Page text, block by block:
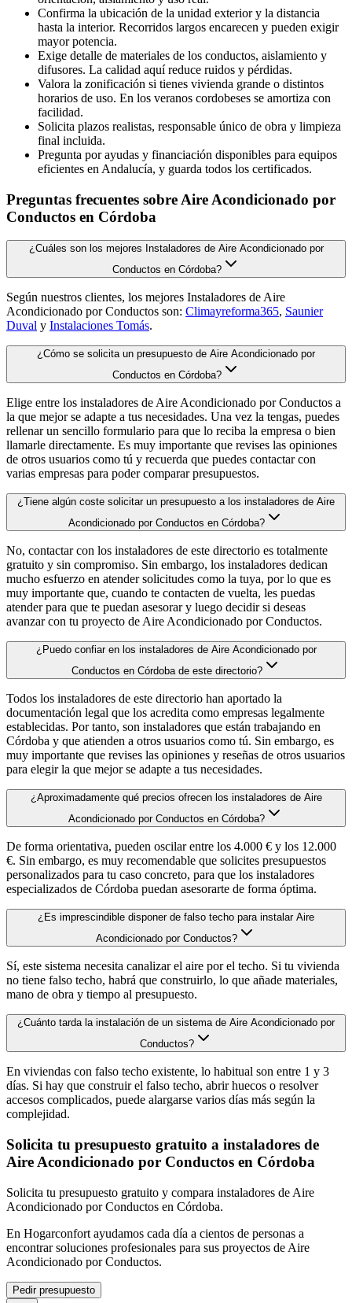
Confirma la ubicación de la unidad exterior y la distancia
hasta la interior. Recorridos largos encarecen y pueden exigir
mayor potencia.
Exige detalle de materiales de los conductos, aislamiento y
difusores. La calidad aquí reduce ruidos y pérdidas.
Valora la zonificación si tienes vivienda grande o distintos
horarios de uso. En los veranos cordobeses se amortiza con
facilidad.
Solicita plazos realistas, responsable único de obra y limpieza
final incluida.
Pregunta por ayudas y financiación disponibles para equipos
eficientes en Andalucía, y guarda todos los certificados.
Preguntas frecuentes sobre Aire Acondicionado por
Conductos en Córdoba
¿Cuáles son los mejores Instaladores de Aire Acondicionado por
Conductos en Córdoba?
Según nuestros clientes, los mejores Instaladores de Aire
Acondicionado por Conductos son: Climayreforma365, Saunier
Duval y Instalaciones Tomás.
¿Cómo se solicita un presupuesto de Aire Acondicionado por
Conductos en Córdoba?
Elige entre los instaladores de Aire Acondicionado por Conductos a
la que mejor se adapte a tus necesidades. Una vez la tengas, puedes
rellenar un sencillo formulario para que lo reciba la empresa o bien
llamarle directamente. Es muy importante que revises las opiniones
de otros usuarios como tú y recuerda que puedes contactar con
varias empresas para poder comparar presupuestos.
¿Tiene algún coste solicitar un presupuesto a los instaladores de Aire
Acondicionado por Conductos en Córdoba?
No, contactar con los instaladores de este directorio es totalmente
gratuito y sin compromiso. Sin embargo, los instaladores dedican
mucho esfuerzo en atender solicitudes como la tuya, por lo que es
muy importante que, cuando te contacten de vuelta, les puedas
atender para que te puedan asesorar y luego decidir si deseas
avanzar con tu proyecto de Aire Acondicionado por Conductos.
¿Puedo confiar en los instaladores de Aire Acondicionado por
Conductos en Córdoba de este directorio?
Todos los instaladores de este directorio han aportado la
documentación legal que los acredita como empresas legalmente
establecidas. Por tanto, son instaladores que están trabajando en
Córdoba y que atienden a otros usuarios como tú. Sin embargo, es
muy importante que revises las opiniones y reseñas de otros usuarios
para elegir la que mejor se adapte a tus necesidades.
¿Aproximadamente qué precios ofrecen los instaladores de Aire
Acondicionado por Conductos en Córdoba?
De forma orientativa, pueden oscilar entre los 4.000 € y los 12.000
€. Sin embargo, es muy recomendable que solicites presupuestos
personalizados para tu caso concreto, para que los instaladores
especializados de Córdoba puedan asesorarte de forma óptima.
¿Es imprescindible disponer de falso techo para instalar Aire
Acondicionado por Conductos?
Sí, este sistema necesita canalizar el aire por el techo. Si tu vivienda
no tiene falso techo, habrá que construirlo, lo que añade materiales,
mano de obra y tiempo al presupuesto.
¿Cuánto tarda la instalación de un sistema de Aire Acondicionado por
Conductos?
En viviendas con falso techo existente, lo habitual son entre 1 y 3
días. Si hay que construir el falso techo, abrir huecos o resolver
accesos complicados, puede alargarse varios días más según la
complejidad.
Solicita tu presupuesto gratuito a instaladores de
Aire Acondicionado por Conductos en Córdoba
Solicita tu presupuesto gratuito y compara instaladores de Aire
Acondicionado por Conductos en Córdoba.
En Hogarconfort ayudamos cada día a cientos de personas a
encontrar soluciones profesionales para sus proyectos de Aire
Acondicionado por Conductos.
Pedir presupuesto